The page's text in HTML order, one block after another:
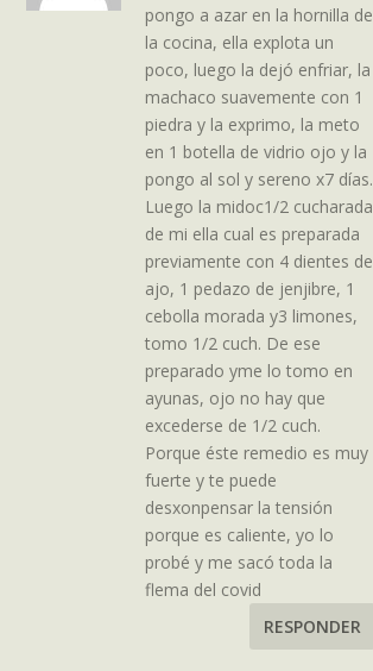
pongo a azar en la hornilla de
la cocina, ella explota un
poco, luego la dejó enfriar, la
machaco suavemente con 1
piedra y la exprimo, la meto
en 1 botella de vidrio ojo y la
pongo al sol y sereno x7 días.
Luego la midoc1/2 cucharada
de mi ella cual es preparada
previamente con 4 dientes de
ajo, 1 pedazo de jenjibre, 1
cebolla morada y3 limones,
tomo 1/2 cuch. De ese
preparado yme lo tomo en
ayunas, ojo no hay que
excederse de 1/2 cuch.
Porque éste remedio es muy
fuerte y te puede
desxonpensar la tensión
porque es caliente, yo lo
probé y me sacó toda la
flema del covid
RESPONDER